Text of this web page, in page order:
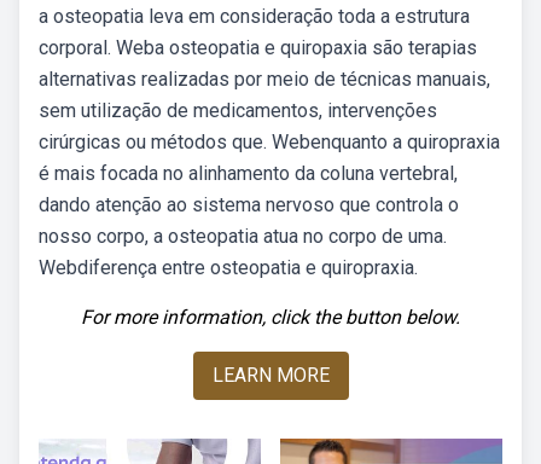
a osteopatia leva em consideração toda a estrutura
corporal. Weba osteopatia e quiropaxia são terapias
alternativas realizadas por meio de técnicas manuais,
sem utilização de medicamentos, intervenções
cirúrgicas ou métodos que. Webenquanto a quiropraxia
é mais focada no alinhamento da coluna vertebral,
dando atenção ao sistema nervoso que controla o
nosso corpo, a osteopatia atua no corpo de uma.
Webdiferença entre osteopatia e quiropraxia.
For more information, click the button below.
LEARN MORE